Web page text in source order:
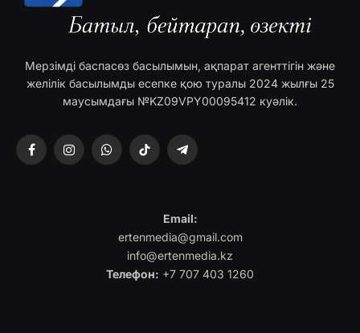
Мерзімді баспасөз басылымын, ақпарат агенттігін және
желілік басылымды есепке қою туралы 2024 жылғы 25
маусымдағы №KZ09VPY00095412 куәлік.
FacebookInstagramWhatsAppTikTok Telegram
Email:
ertenmedia@gmail.com
info@ertenmedia.kz
Телефон: +7 707 403 1260